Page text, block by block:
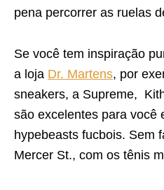
pena percorrer as ruelas
Se você tem inspiração
a loja Dr. Martens, por
sneakers, a Supreme,
são excelentes para você
hypebeasts fucbois. Sem
Mercer St., com os tênis